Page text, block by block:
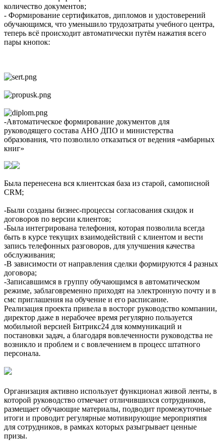
количество документов;
- Формирование сертификатов, дипломов и удостоверений
обучающимся, что уменьшило трудозатраты учебного центра,
теперь всё происходит автоматически путём нажатия всего
пары кнопок:
-Автоматическое формирование документов для
руководящего состава АНО ДПО и министерства
образования, что позволило отказаться от ведения «амбарных
книг»
Была перенесена вся клиентская база из старой, самописной
CRM;
-Были созданы бизнес-процессы согласования скидок и
договоров по версии клиентов;
-Была интегрирована телефония, которая позволила всегда
быть в курсе текущих взаимодействий с клиентом и вести
запись телефонных разговоров, для улучшения качества
обслуживания;
-В зависимости от направления сделки формируются 4 разных
договора;
-Записавшимся в группу обучающимся в автоматическом
режиме, заблаговременно приходят на электронную почту и в
смс приглашения на обучение и его расписание.
Реализация проекта привела в восторг руководство компании,
директор даже в нерабочее время регулярно пользуется
мобильной версией Битрикс24 для коммуникаций и
постановки задач, а благодаря вовлеченности руководства не
возникло и проблем и с вовлечением в процесс штатного
персонала.
Организация активно использует функционал живой ленты, в
которой руководство отмечает отличившихся сотрудников,
размещает обучающие материалы, подводит промежуточные
итоги и проводит регулярные мотивирующие мероприятия
для сотрудников, в рамках которых разыгрывает ценные
призы.